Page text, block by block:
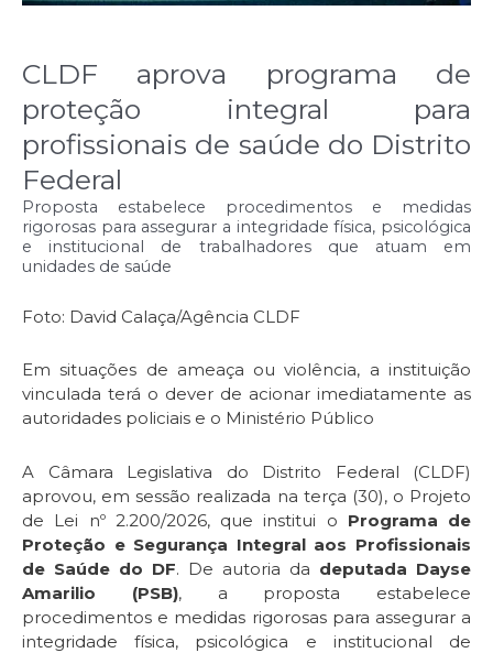
CLDF aprova programa de
proteção integral para
profissionais de saúde do Distrito
Federal
Proposta estabelece procedimentos e medidas
rigorosas para assegurar a integridade física, psicológica
e institucional de trabalhadores que atuam em
unidades de saúde
Foto: David Calaça/Agência CLDF
Em situações de ameaça ou violência, a instituição
vinculada terá o dever de acionar imediatamente as
autoridades policiais e o Ministério Público
A Câmara Legislativa do Distrito Federal (CLDF)
aprovou, em sessão realizada na terça (30), o Projeto
de Lei nº 2.200/2026, que institui o Programa de
Proteção e Segurança Integral aos Profissionais
de Saúde do DF. De autoria da deputada Dayse
Amarilio (PSB), a proposta estabelece
procedimentos e medidas rigorosas para assegurar a
integridade física, psicológica e institucional de